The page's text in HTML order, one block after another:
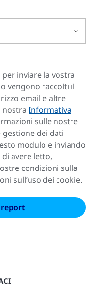
inviare la vostra
vengono raccolti il
email e altre
nostra Informativa
sulle nostre
dei dati
modulo e inviando
avere letto,
condizioni sulla
sull’uso dei cookie.